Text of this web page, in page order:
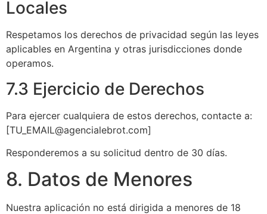
Locales
Respetamos los derechos de privacidad según las leyes
aplicables en Argentina y otras jurisdicciones donde
operamos.
7.3 Ejercicio de Derechos
Para ejercer cualquiera de estos derechos, contacte a:
[TU_EMAIL@agencialebrot.com]
Responderemos a su solicitud dentro de 30 días.
8. Datos de Menores
Nuestra aplicación no está dirigida a menores de 18